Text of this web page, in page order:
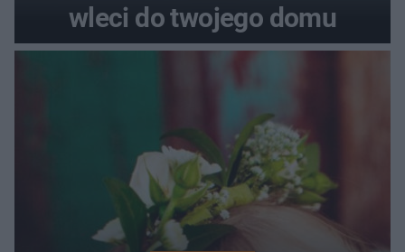
wleci do twojego domu